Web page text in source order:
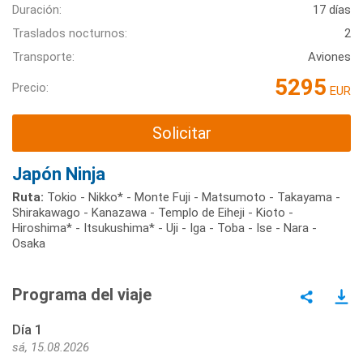
Duración:
17 días
Traslados nocturnos:
2
Transporte:
Aviones
Precio: 5295 EUR
Solicitar
Japón Ninja
Ruta: Tokio - Nikko* - Monte Fuji - Matsumoto - Takayama -
Shirakawago - Kanazawa - Templo de Eiheji - Kioto -
Hiroshima* - Itsukushima* - Uji - Iga - Toba - Ise - Nara -
Osaka
Programa del viaje
Día 1
sá, 15.08.2026